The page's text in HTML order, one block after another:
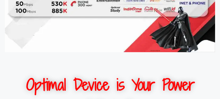
Optimal Device is Your Power